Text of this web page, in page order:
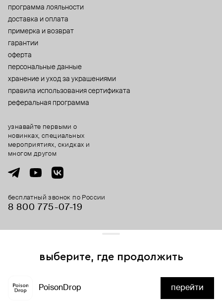
программа лояльности
доставка и оплата
примерка и возврат
гарантии
оферта
персональные данные
хранение и уход за украшениями
правила использования сертификата
реферальная программа
бесплатный звонок по России
8 800 775⁠-07⁠-19
узнавайте первыми о
новинках, специальных
мероприятиях, скидках и
многом другом
выберите, где продолжить
PoisonDrop перейти
и сервисы аналитики. Продолжая его использование,
вы соглашаетесь с нашим